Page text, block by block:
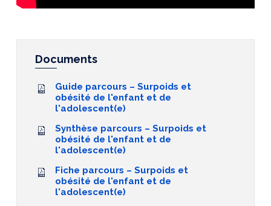
Documents
Guide parcours – Surpoids et
obésité de l'enfant et de
l'adolescent(e)
Synthèse parcours – Surpoids et
obésité de l'enfant et de
l'adolescent(e)
Fiche parcours – Surpoids et
obésité de l'enfant et de
l'adolescent(e)